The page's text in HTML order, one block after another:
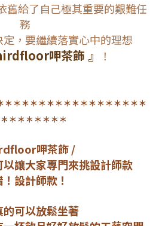
舊給了自己極其重要的艱難任
務
， 要繼續落實心中的理想
呷茶飾 』 ！
＊＊＊＊＊＊＊＊＊＊＊＊＊＊＊＊＊
＊＊＊＊＊＊＊
呷茶飾 /
讓大家專門來挑設計師款
設計師款！
的可以放鬆坐著